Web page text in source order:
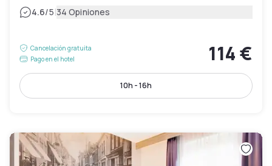
4.6/5|34 Opiniones
Cancelación gratuita
Pago en el hotel
114 €
10h - 16h